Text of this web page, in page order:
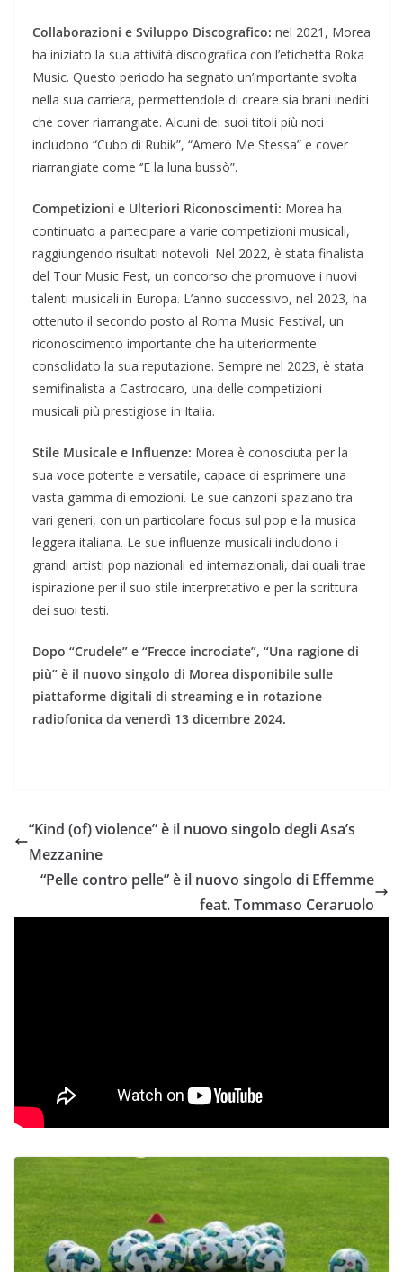
Collaborazioni e Sviluppo Discografico: nel 2021, Morea
ha iniziato la sua attività discografica con l’etichetta Roka
Music. Questo periodo ha segnato un’importante svolta
nella sua carriera, permettendole di creare sia brani inediti
che cover riarrangiate. Alcuni dei suoi titoli più noti
includono “Cubo di Rubik”, “Amerò Me Stessa” e cover
riarrangiate come ‘’E la luna bussò”.
Competizioni e Ulteriori Riconoscimenti: Morea ha
continuato a partecipare a varie competizioni musicali,
raggiungendo risultati notevoli. Nel 2022, è stata finalista
del Tour Music Fest, un concorso che promuove i nuovi
talenti musicali in Europa. L’anno successivo, nel 2023, ha
ottenuto il secondo posto al Roma Music Festival, un
riconoscimento importante che ha ulteriormente
consolidato la sua reputazione. Sempre nel 2023, è stata
semifinalista a Castrocaro, una delle competizioni
musicali più prestigiose in Italia.
Stile Musicale e Influenze: Morea è conosciuta per la
sua voce potente e versatile, capace di esprimere una
vasta gamma di emozioni. Le sue canzoni spaziano tra
vari generi, con un particolare focus sul pop e la musica
leggera italiana. Le sue influenze musicali includono i
grandi artisti pop nazionali ed internazionali, dai quali trae
ispirazione per il suo stile interpretativo e per la scrittura
dei suoi testi.
Dopo “Crudele” e “Frecce incrociate”, “Una ragione di
più” è il nuovo singolo di Morea disponibile sulle
piattaforme digitali di streaming e in rotazione
radiofonica da venerdì 13 dicembre 2024.
“Kind (of) violence” è il nuovo singolo degli Asa’s
Mezzanine
“Pelle contro pelle” è il nuovo singolo di Effemme
feat. Tommaso Ceraruolo